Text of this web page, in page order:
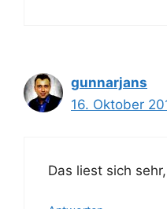
gunnarjans
16. Oktober
Das liest sich